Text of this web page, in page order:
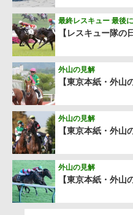
【レスキュー隊の
最終レスキュー 最後
【東京本紙・外山
外山の見解
【東京本紙・外山
外山の見解
【東京本紙・外山
外山の見解